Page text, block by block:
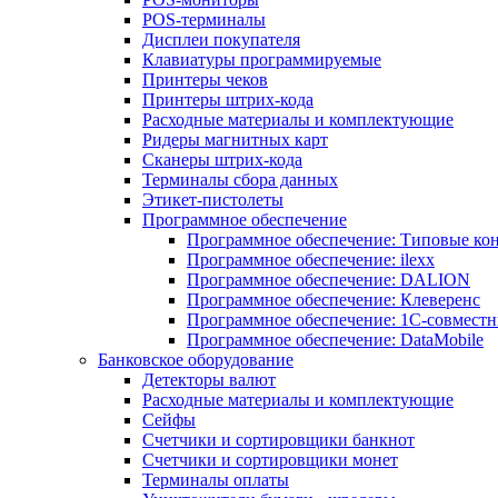
POS-терминалы
Дисплеи покупателя
Клавиатуры программируемые
Принтеры чеков
Принтеры штрих-кода
Расходные материалы и комплектующие
Ридеры магнитных карт
Сканеры штрих-кода
Терминалы сбора данных
Этикет-пистолеты
Программное обеспечение
Программное обеспечение: Типовые
Программное обеспечение: ilexx
Программное обеспечение: DALION
Программное обеспечение: Клеверенс
Программное обеспечение: 1С-
Программное обеспечение: DataMobile
Банковское оборудование
Детекторы валют
Расходные материалы и комплектующие
Сейфы
Счетчики и сортировщики банкнот
Счетчики и сортировщики монет
Терминалы оплаты